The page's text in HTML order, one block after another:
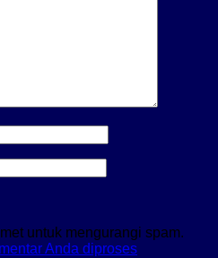
untuk mengurangi spam.
Anda diproses